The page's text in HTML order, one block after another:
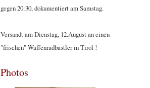
gegen 20:30, dokumentiert am Samstag.
Versandt am Dienstag, 12.August an einen
"frischen" Waffenradbastler in Tirol !
Photos